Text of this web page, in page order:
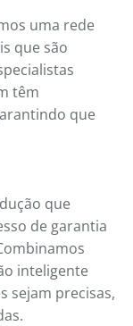
uma rede
que são
têm
que
que
de garantia
inteligente
sejam precisas,